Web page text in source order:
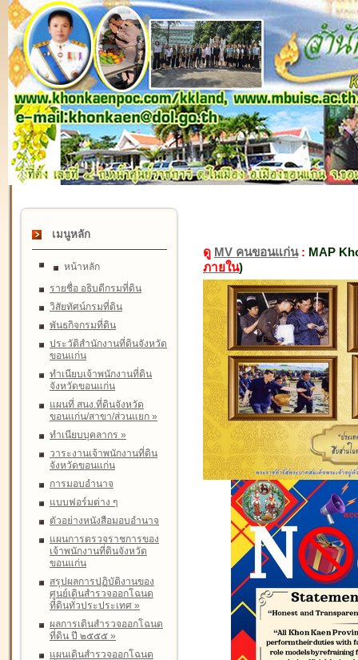
เมนูหลัก
หน้าหลัก
รายชื่อ อธิบดีกรมที่ดิน
วิสัยทัศน์กรมที่ดิน
พันธกิจกรมที่ดิน
ประวัติสำนักงานที่ดินจังหวัด
ขอนแก่น
ทำเนียบเจ้าพนักงานที่ดิน
จังหวัดขอนแก่น
แผนที่ สนง.ที่ดินจังหวัด
ขอนแก่น/สาขา/ส่วนแยก »
ทำเนียบบุคลากร »
วาระงานเจ้าพนักงานที่ดิน
จังหวัดขอนแก่น
การมอบอำนาจ
แบบฟอร์มต่าง ๆ
ตัวอย่างหนังสือมอบอำนาจ
แผนการตรวจราชการของ
เจ้าพนักงานที่ดินจังหวัด
ขอนแก่น
สรุปผลการปฏิบัติงานของ
ศูนย์เดินสำรวจออกโฉนด
ที่ดินทั่วประประเทศ »
ผลการเดินสำรวจออกโฉนด
ที่ดิน ปี ๒๕๕๕ »
แผนเดินสำรวจออกโฉนด
ดู MV คนขอนแก่น: MAP
ภายใน)